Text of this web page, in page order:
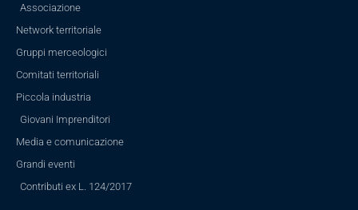
Associazione
Network territoriale
Gruppi merceologici
Comitati territoriali
Piccola industria
Giovani Imprenditori
Media e comunicazione
Grandi eventi
Contributi ex L. 124/2017